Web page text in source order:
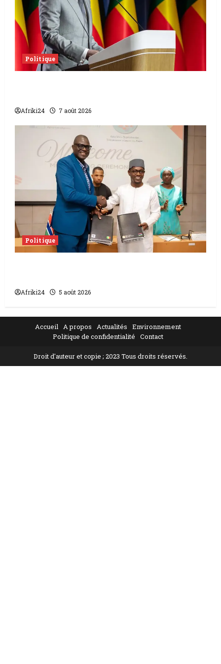
Politique
Afriki24 7 août 2026
Politique
Afriki24 5 août 2026
Accueil A propos Actualités
Environnement
Politique de confidentialité
Contact
Droit d'auteur et copie ; 2023 Tous droits réservés.